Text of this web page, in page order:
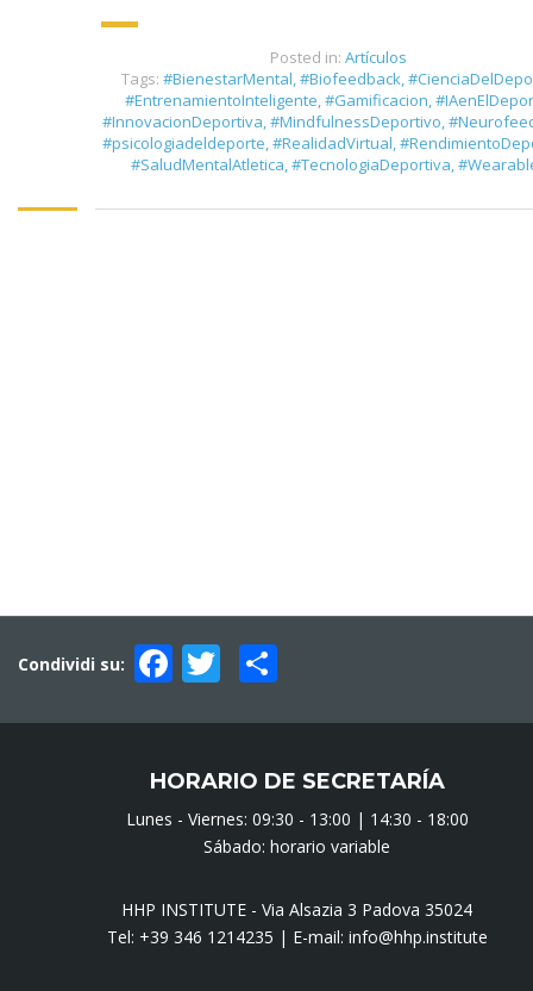
Posted in: Artículos
Tags: #BienestarMental #Biofeedback
#EntrenamientoInteligente #Gamificacion
#InnovacionDeportiva #MindfulnessDeportivo
#psicologiadeldeporte #RealidadVirtual
#SaludMentalAtletica #TecnologiaDeportiva
Condividi su: Facebook
Twitter
HORARIO DE SECRETARÍA
Lunes - Viernes: 09:30 - 13:00 | 14:30 - 18:00
Sábado: horario variable
HHP INSTITUTE - Via Alsazia 3 Padova 35024
Tel: +39 346 1214235 | E-mail: info@hhp.institute